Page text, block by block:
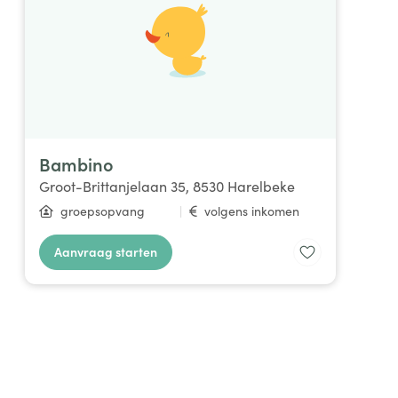
Bambino
Groot-Brittanjelaan 35, 8530 Harelbeke
groepsopvang | volgens inkomen
Aanvraag starten